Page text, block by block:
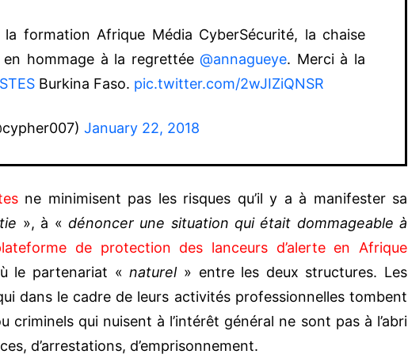
formation Afrique Média CyberSécurité, la chaise
hommage à la regrettée@annagueye. Merci à la
Burkina Faso. pic.twitter.com/2wJIZiQNSR
January 22, 2018
ne minimisent pas les risques qu’il y a à manifester sa
», à « dénoncer une situation qui était dommageable à
de protection des lanceurs d’alerte en Afrique
le partenariat «naturel» entre les deux structures. Les
dans le cadre de leurs activités professionnelles tombent
criminels qui nuisent à l’intérêt général ne sont pas à l’abri
d’arrestations, d’emprisonnement.